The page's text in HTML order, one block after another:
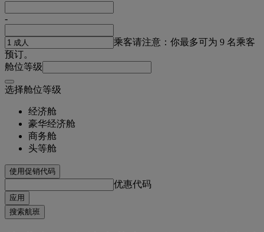
-
乘客请注意：你最多可为 9 名乘客
预订。
舱位等级
选择舱位等级
经济舱
豪华经济舱
商务舱
头等舱
使用促销代码
优惠代码
应用
搜索航班